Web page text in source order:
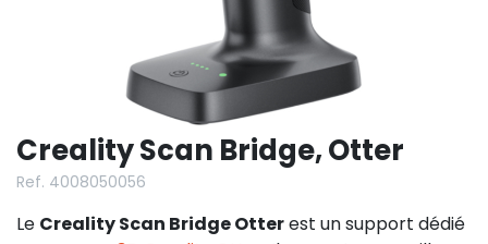
Creality Scan Bridge, Otter
Ref. 4008050056
Le Creality Scan Bridge Otterest un support dédié